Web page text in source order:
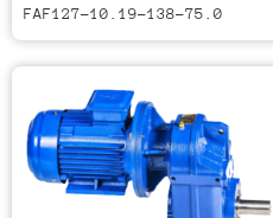
FAF127-10.19-138-75.0